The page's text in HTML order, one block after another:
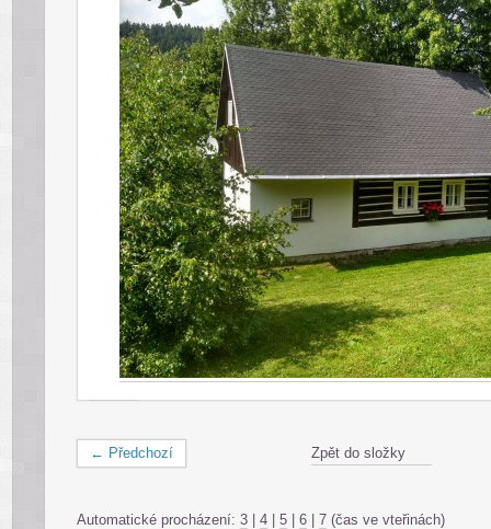
← Předchozí Zpět do složky
Automatické procházení: 3 4 5 6 7 (čas ve vteřinách)